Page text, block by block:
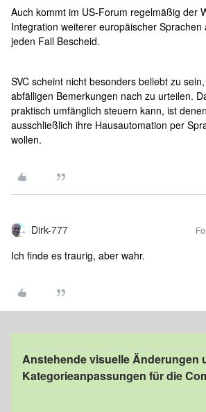
Auch kommt im US-Forum regelmäßig der
Integration weiterer europäischer
jeden Fall Bescheid.
SVC scheint nicht besonders beliebt zu
abfälligen Bemerkungen nach zu urteilen.
praktisch umfänglich steuern kann, ist
ausschließlich ihre Hausautomation per
wollen.
Dirk-777
Ich finde es traurig, aber wahr.
Anstehende visuelle Änderungen
Kategorieanpassungen für die